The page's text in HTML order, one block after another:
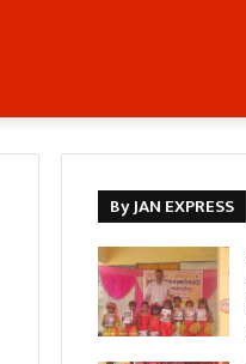
By JAN EXPRESS